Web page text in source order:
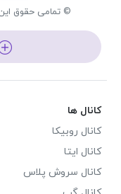
© تمامی حقوق
کانال ها
کانال روبیکا
کانال ایتا
کانال سروش پلاس